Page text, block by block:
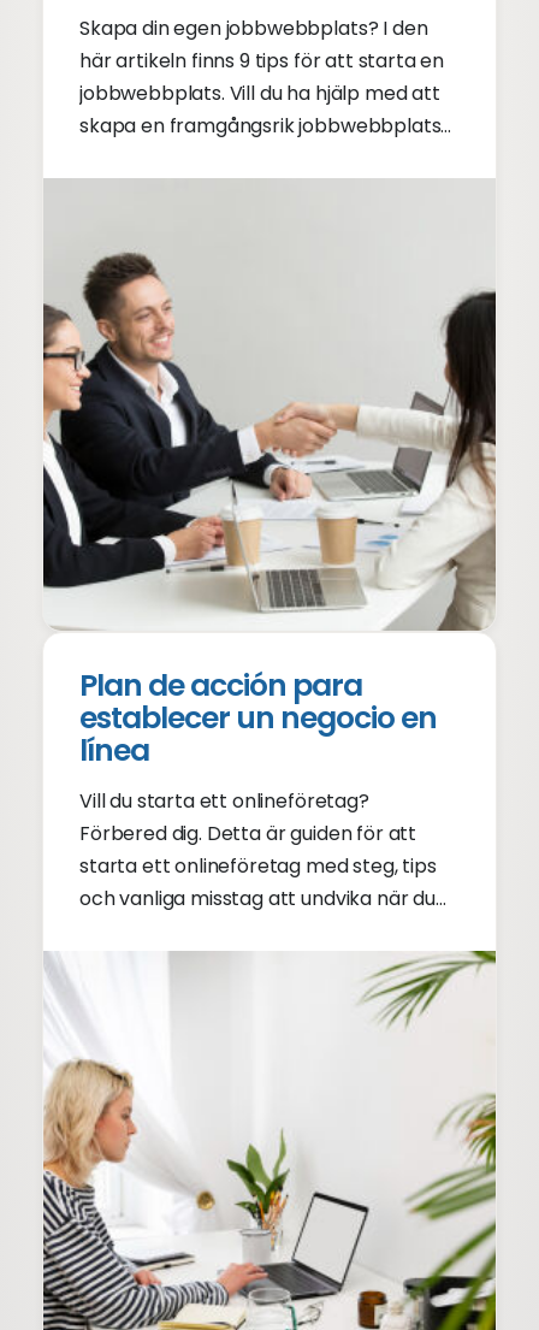
Skapa din egen jobbwebbplats? I den
här artikeln finns 9 tips för att starta en
jobbwebbplats. Vill du ha hjälp med att
skapa en framgångsrik jobbwebbplats?
Plan de acción para
establecer un negocio en
línea
Vill du starta ett onlineföretag?
Förbered dig. Detta är guiden för att
starta ett onlineföretag med steg, tips
och vanliga misstag att undvika när du